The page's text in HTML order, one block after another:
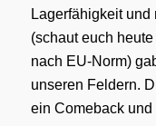
Lagerfähigkeit und
(schaut euch
nach EU-Norm)
unseren Feldern.
ein Comeback und